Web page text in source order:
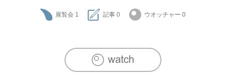
展覧会 1 記事 0 ウオッチャー 0